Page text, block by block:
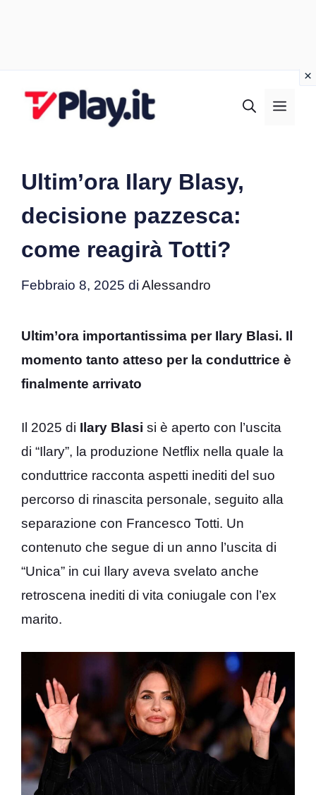
Ultim’ora Ilary Blasy,
decisione pazzesca:
come reagirà Totti?
Febbraio 8, 2025 di Alessandro
Ultim’ora importantissima per Ilary Blasi. Il
momento tanto atteso per la conduttrice è
finalmente arrivato
Il 2025 di Ilary Blasi si è aperto con l’uscita
di “Ilary”, la produzione Netflix nella quale la
conduttrice racconta aspetti inediti del suo
percorso di rinascita personale, seguito alla
separazione con Francesco Totti. Un
contenuto che segue di un anno l’uscita di
“Unica” in cui Ilary aveva svelato anche
retroscena inediti di vita coniugale con l’ex
marito.